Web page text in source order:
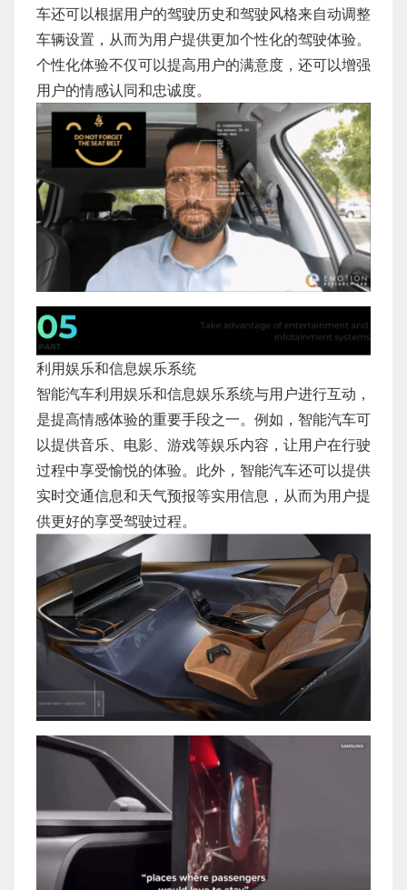
车还可以根据用户的驾驶历史和驾驶风格来自动调整
车辆设置，从而为用户提供更加个性化的驾驶体验。
个性化体验不仅可以提高用户的满意度，还可以增强
用户的情感认同和忠诚度。
利用娱乐和信息娱乐系统
智能汽车利用娱乐和信息娱乐系统与用户进行互动，
是提高情感体验的重要手段之一。例如，智能汽车可
以提供音乐、电影、游戏等娱乐内容，让用户在行驶
过程中享受愉悦的体验。此外，智能汽车还可以提供
实时交通信息和天气预报等实用信息，从而为用户提
供更好的享受驾驶过程。